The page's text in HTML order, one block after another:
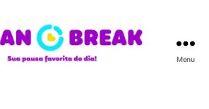
Menu